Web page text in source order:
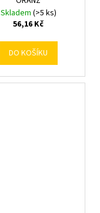
Skladem (>5 ks)
56,16 Kč
DO KOŠÍKU